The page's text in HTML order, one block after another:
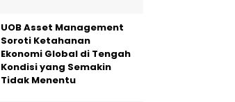
UOB Asset Management
Soroti Ketahanan
Ekonomi Global di Tengah
Kondisi yang Semakin
Tidak Menentu